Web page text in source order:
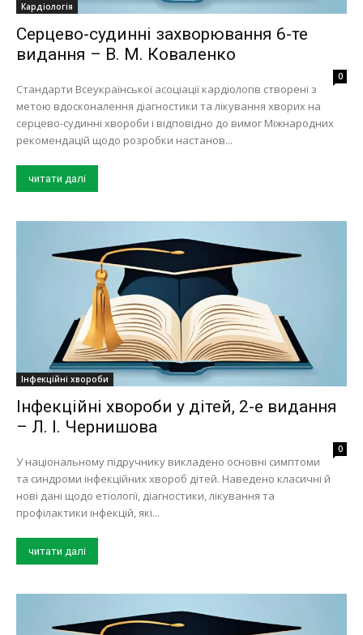
Кардіологія
Серцево-судинні захворювання 6-те
видання – В. М. Коваленко
0
Стандарти Всеукраїнської асоціації кардіологів створені з
метою вдосконалення діагностики та лікування хворих на
серцево-судинні хвороби і відповідно до вимог Міжнародних
рекомендацій щодо розробки настанов...
читати далі
Інфекційні хвороби
Інфекційні хвороби у дітей, 2-е видання
– Л. І. Чернишова
0
У національному підручнику викладено основні симптоми
та синдроми інфекційних хвороб дітей. Наведено класичні й
нові дані щодо етіології, діагностики, лікування та
профілактики інфекцій, які...
читати далі